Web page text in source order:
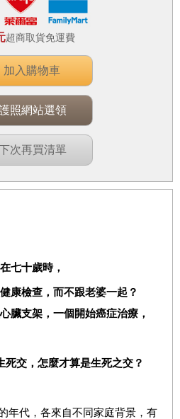
超商取貨免運費
加入購物車
照網站選領
次再買清單
七十歲時，
康檢查，而不跟老婆一起？
臟支架，一個開始癌症治療，
死交，怎麼才算是生死之交？
年代，各來自不同家庭背景，有